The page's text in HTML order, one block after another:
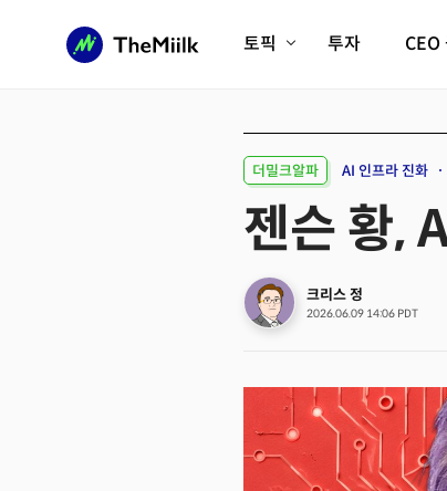
토픽
피지컬AI/로봇
AX비즈니스혁명 미래 교육/직업
전체 기사 보기
투자 CEO
더밀크알파 AI 인프라 진화
젠슨 황,
크리스 정
2026.06.09 14:06 PDT